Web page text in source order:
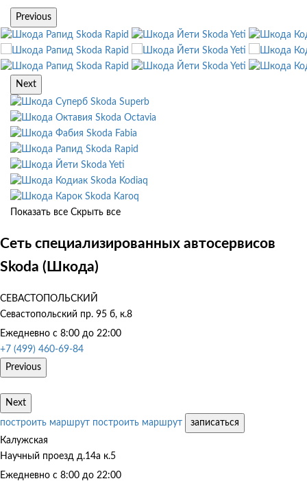
Previous
Skoda Rapid
Skoda Yeti
Skoda Rapid
Skoda Yeti
Skoda Rapid
Skoda Yeti
Next
Skoda Superb
Skoda Octavia
Skoda Fabia
Skoda Rapid
Skoda Yeti
Skoda Kodiaq
Skoda Karoq
Показать все Скрыть все
Сеть специализированных автосервисов
Skoda (Шкода)
СЕВАСТОПОЛЬСКИЙ
Севастопольский пр. 95 б, к.8
Ежедневно с 8:00 до 22:00
+7 (499) 460-69-84
Previous
Next
построить маршрут построить маршрут
записаться
Калужская
Научный проезд д.14а к.5
Ежедневно с 8:00 до 22:00